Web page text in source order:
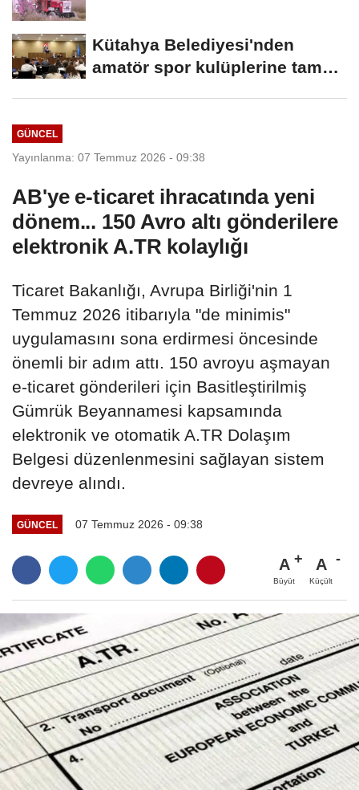
Kütahya Belediyesi'nden
amatör spor kulüplerine tam
GÜNCEL
Yayınlanma: 07 Temmuz 2026 - 09:38
AB'ye e-ticaret ihracatında yeni
dönem... 150 Avro altı gönderilere
elektronik A.TR kolaylığı
Ticaret Bakanlığı, Avrupa Birliği'nin 1
Temmuz 2026 itibarıyla "de minimis"
uygulamasını sona erdirmesi öncesinde
önemli bir adım attı. 150 avroyu aşmayan
e-ticaret gönderileri için Basitleştirilmiş
Gümrük Beyannamesi kapsamında
elektronik ve otomatik A.TR Dolaşım
Belgesi düzenlenmesini sağlayan sistem
devreye alındı.
GÜNCEL 07 Temmuz 2026 - 09:38
A
Büyüt
A
Küçült